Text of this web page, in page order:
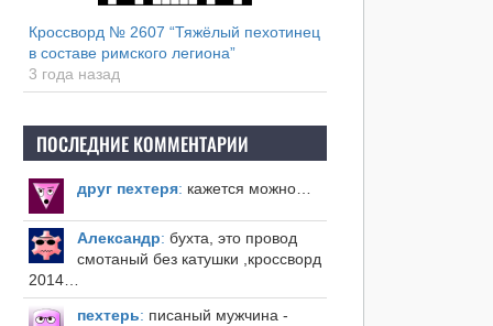
Кроссворд № 2607 “Тяжёлый пехотинец
в составе римского легиона”
3 года назад
ПОСЛЕДНИЕ КОММЕНТАРИИ
друг пехтеря: кажется можно…
Александр: бухта, это провод
смотаный без катушки ,кроссворд
2014…
пехтерь: писаный мужчина -